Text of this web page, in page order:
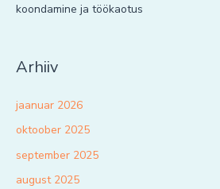
koondamine ja töökaotus
Arhiiv
jaanuar 2026
oktoober 2025
september 2025
august 2025